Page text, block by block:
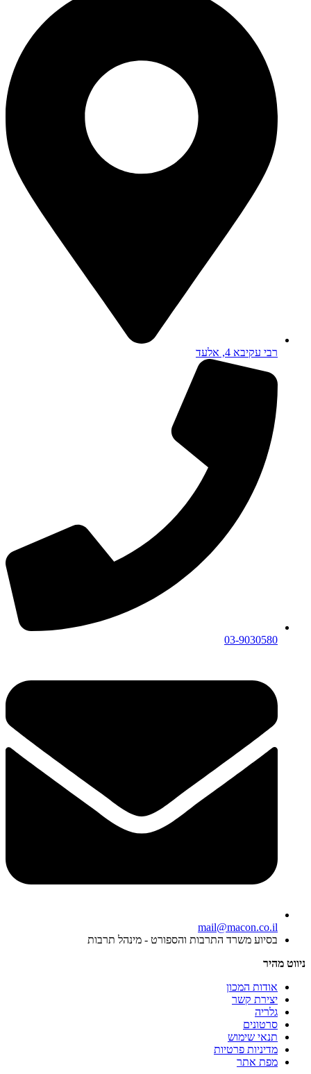
רבי עקיבא 4, אלעד
03-9030580
mail@macon.co.il
בסיוע משרד התרבות והספורט - מינהל תרבות
ניווט מהיר
אודות המכון
יצירת קשר
גלריה
סרטונים
תנאי שימוש
מדיניות פרטיות
מפת אתר